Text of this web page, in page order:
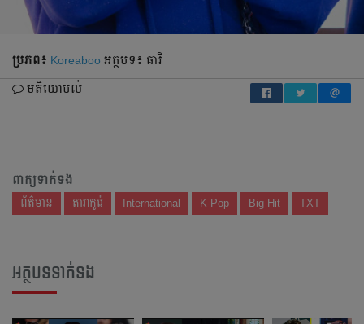
ប្រភព៖ Koreaboo អត្ថបទ៖ ធារី
មតិយោបល់
ពាក្យទាក់ទង
ព័ត៌មាន តារាកូរ៉េ International K-Pop Big Hit TXT
អត្ថបទទាក់ទង